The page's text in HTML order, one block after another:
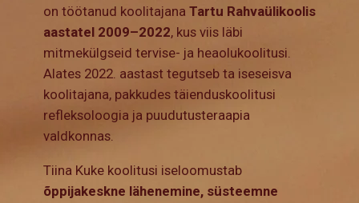
on töötanud koolitajana Tartu Rahvaülikoolis
aastatel 2009–2022, kus viis läbi
mitmekülgseid tervise- ja heaolukoolitusi.
Alates 2022. aastast tegutseb ta iseseisva
koolitajana, pakkudes täienduskoolitusi
refleksoloogia ja puudutusteraapia
valdkonnas.
Tiina Kuke koolitusi iseloomustab
õppijakeskne lähenemine, süsteemne